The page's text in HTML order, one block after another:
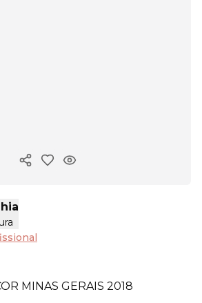
Copiar link
MINAS GERAIS 2018